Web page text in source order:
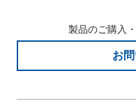
製品のご購入
お